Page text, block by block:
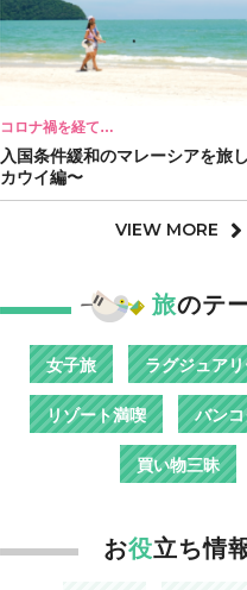
コロナ禍を経て…
入国条件緩和のマレーシアを旅
カウイ編〜
VIEW MORE
旅のテ
女子旅 ラグジュア
リゾート満喫 バン
買い物三昧
お役立ち情